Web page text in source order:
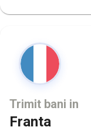
Trimit bani in
Franta